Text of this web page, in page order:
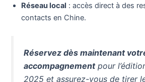
Réseau local : accès direct à des
contacts en Chine.
Réservez dès maintenant
accompagnementpour
2025 et assurez-vous de tirer